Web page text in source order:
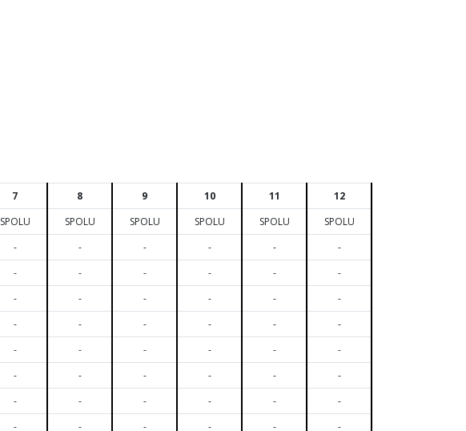
7 8 9 10 11
12
SPOLU SPOLU SPOLU SPOLU SPOLU
SPOLU
- - - - -
-
- - - - -
-
- - - - -
-
- - - - -
-
- - - - -
-
- - - - -
-
- - - - -
-
- - - - -
-